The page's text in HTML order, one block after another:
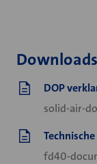
Downloads
DOP
solid-air-
fd40-